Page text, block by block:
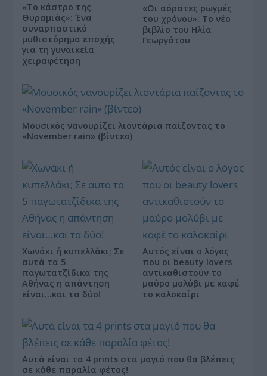
«Το κάστρο της
Θυραμιάς»: Ένα
συναρπαστικό
μυθιστόρημα εποχής
για τη γυναικεία
χειραφέτηση
«Οι αόρατες ρωγμές
του χρόνου»: Το νέο
βιβλίο του Ηλία
Γεωργάτου
Μουσικός νανουρίζει λιοντάρια παίζοντας το
«November rain» (βίντεο)
Χωνάκι ή κυπελλάκι; Σε
αυτά τα 5
παγωτατζίδικα της
Αθήνας η απάντηση
είναι…και τα δύο!
Αυτός είναι ο λόγος
που οι beauty lovers
αντικαθιστούν το
μαύρο μολύβι με καφέ
το καλοκαίρι
Αυτά είναι τα 4 prints στα μαγιό που θα βλέπεις
σε κάθε παραλία φέτος!